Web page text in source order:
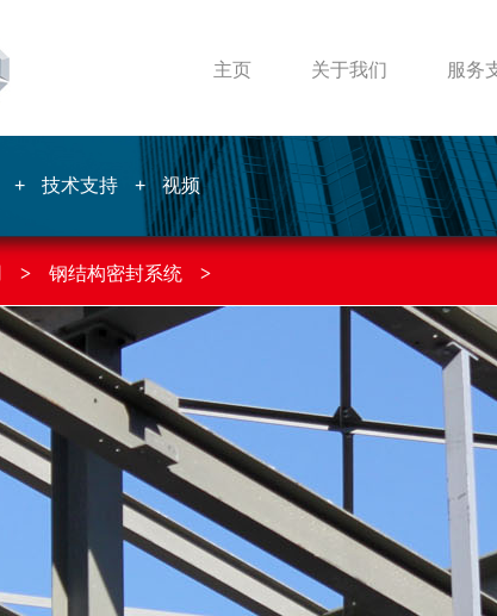
服务
关于我们
主页
+ 技术支持 + 视频
> 钢结构密封系统 >